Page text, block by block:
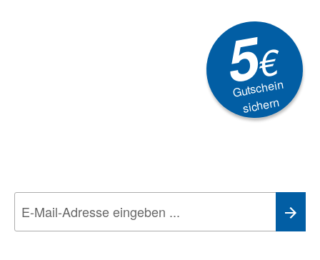
5€
Gutschein
sichern